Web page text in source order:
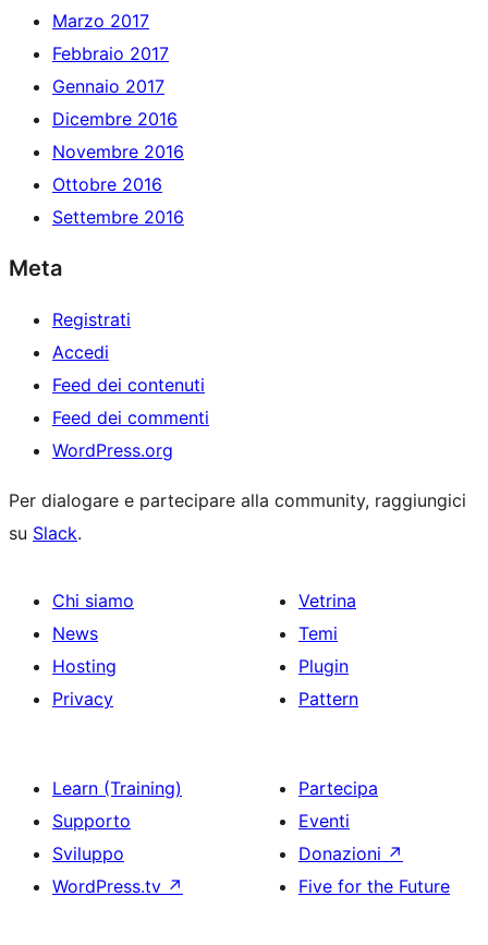
Marzo 2017
Febbraio 2017
Gennaio 2017
Dicembre 2016
Novembre 2016
Ottobre 2016
Settembre 2016
Meta
Registrati
Accedi
Feed dei contenuti
Feed dei commenti
WordPress.org
Per dialogare e partecipare alla community, raggiungici
su Slack.
Chi siamo
News
Hosting
Privacy
Vetrina
Temi
Plugin
Pattern
Learn (Training)
Supporto
Sviluppo
WordPress.tv ↗
Partecipa
Eventi
Donazioni ↗
Five for the Future